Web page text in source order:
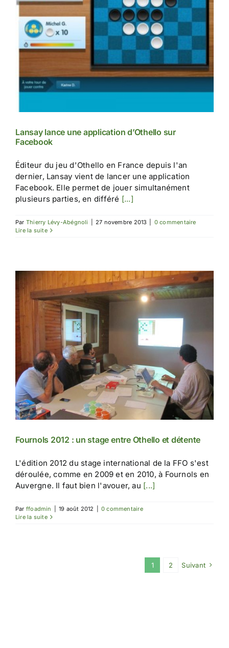
Lansay lance une application d’Othello sur
Facebook
Éditeur du jeu d'Othello en France depuis l'an
dernier, Lansay vient de lancer une application
Facebook. Elle permet de jouer simultanément
plusieurs parties, en différé [...]
Par Thierry Lévy-Abégnoli 27 novembre 2013
0 commentaire
Lire la suite
Fournols 2012 : un stage entre Othello et détente
L'édition 2012 du stage international de la FFO s'est
déroulée, comme en 2009 et en 2010, à Fournols en
Auvergne. Il faut bien l'avouer, au [...]
Par ffoadmin 19 août 2012
0 commentaire
Lire la suite
1 2 Suivant